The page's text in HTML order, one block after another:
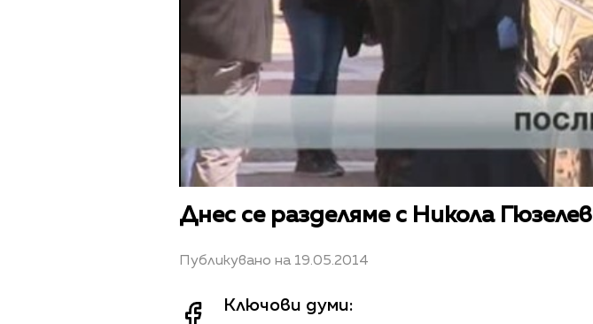
Днес се разделяме с Никола Гюзелев
Публикувано на 19.05.2014
Ключови думи: